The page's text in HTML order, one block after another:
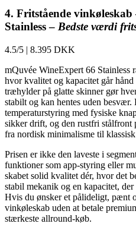
4. Fritstående
Stainless – Bedste værdi
4.5/5 | 8.395 DKK
mQuvée WineExpert 66 Stainless
hvor kvalitet og kapacitet går
træhylder på glatte skinner gør
stabilt og kan hentes uden
temperaturstyring med fysiske
sikker drift, og den rustfri stålfront
fra nordisk minimalisme til
Prisen er ikke den laveste i
funktioner som app-styring eller
skabet solid kvalitet dér, hvor det
stabil mekanik og en kapacitet,
Hvis du ønsker et pålideligt, pænt
vinkøleskab uden at betale
stærkeste allround-køb.